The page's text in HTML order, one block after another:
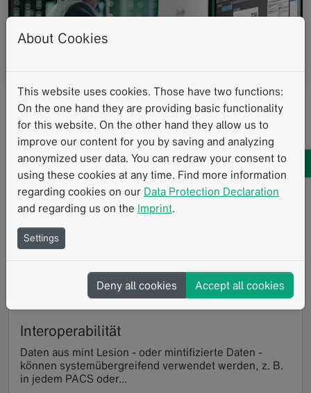
Profitieren Sie vom gestrafften
Datenaustausch
Datengenerierung
mint Lesion stellt die Einheitlichkeit der Daten sicher,
indem es zuverlässige, qualitativ hochwertige Daten
generiert...
Datenliquidität
Datenliquidität ist ein Konzept, welches ermöglicht,
dass zuvor erhobene Daten von mehreren
Stakeholdern...
Interoperabilität
Daten aus mint Lesion - oder mintifizierte Daten -
können systemübergreifend verwendet werden, z. B.
in jedem PACS oder...
About Cookies
This website uses cookies. Those have two functions:
On the one hand they are providing basic functionality
for this website. On the other hand they allow us to
improve our content for you by saving and analyzing
anonymized user data. You can redraw your consent to
using these cookies at any time. Find more information
regarding cookies on our Data Protection Declaration
and regarding us on the Imprint.
Settings
Deny all cookies Accept all cookies